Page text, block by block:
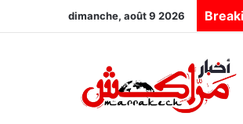
dimanche, août 9 2026